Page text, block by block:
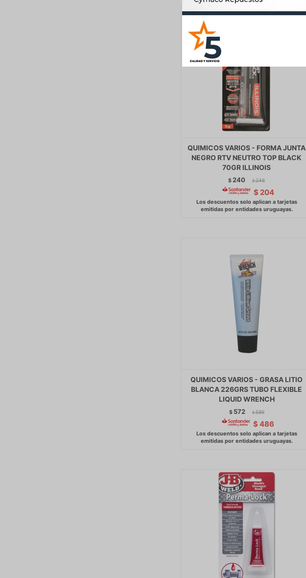
QUIMICOS VARIOS - FORMA JUNTA
NEGRO RTV NEUTRO TOP BLACK
70GR ILLINOIS
$ 240 $ 246
$ 204
QUIMICOS VARIOS - GRASA LITIO
BLANCA 226GRS TUBO FLEXIBLE
LIQUID WRENCH
$ 572 $ 586
$ 486